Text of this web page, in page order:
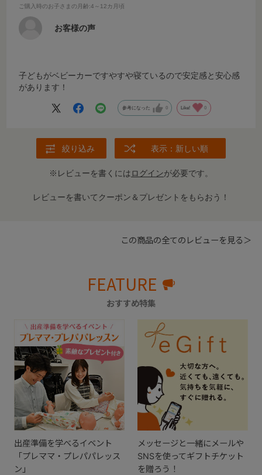
ご購入時のお子さまの月齢:4～12カ月頃
お客様の声
子どもがベビーカーですやすや寝ているので安定感と安心感
があります！
参考になった 0 Like! 0
絞り込み 表示：新しい順
※レビューを書くにはログインが必要です。
レビューを書いてクーポン＆プレゼントをもらおう！
この商品の全てのレビューを見る＞
FEATURE
おすすめ特集
出産準備を学べるイベント
「プレママ・プレパパレッス
ン」
メッセージと一緒にメールや
SNSを使ってギフトチケット
を贈ろう！